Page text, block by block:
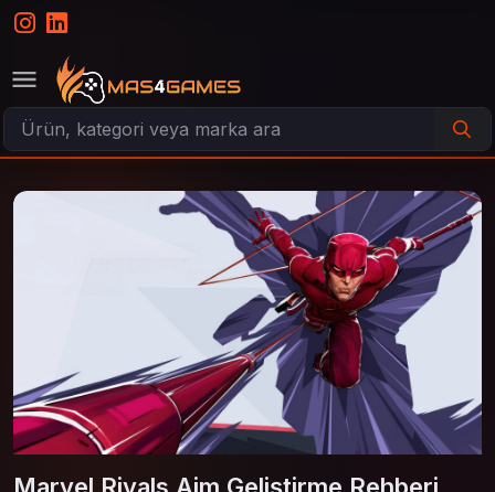
Marvel Rivals Aim Geliştirme Rehberi